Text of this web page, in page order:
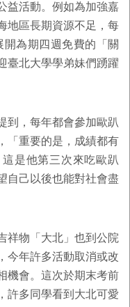
益活動。例如為加強嘉
地區長期資源不足，每
為期四週免費的「關
臺北大學學弟妹們踴躍
到，每年都會參加歐趴
「重要的是，成績都有
是他第三次來吃歐趴
自己以後也能對社會盡
祥物「大北」也到公院
今年許多活動取消或改
機會。這次於期末考前
許多同學看到大北可愛